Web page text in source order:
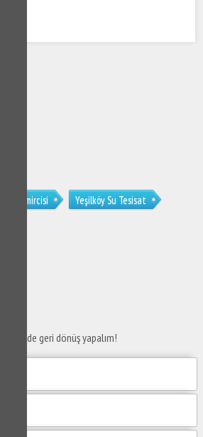
Su Tamircisi
Yeşilköy Su Tesisat
sürede geri dönüş yapalım!